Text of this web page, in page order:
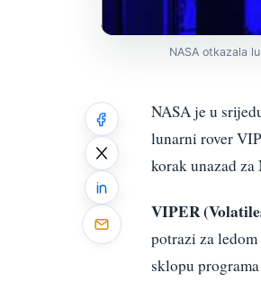
NASA otkazala
NASA je u
lunarni rover
korak unazad
VIPER
potrazi za
sklopu